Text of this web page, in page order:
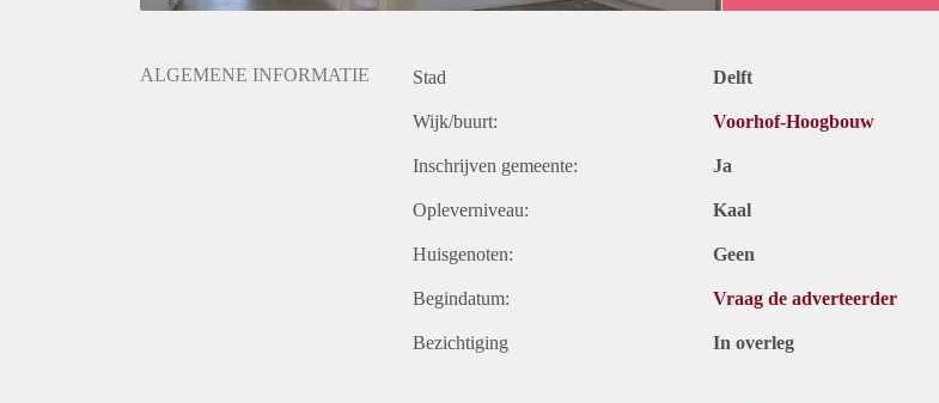
ALGEMENE INFORMATIE Stad Delft
Wijk/buurt: Voorhof-Hoogbouw
Inschrijven gemeente: Ja
Opleverniveau: Kaal
Huisgenoten: Geen
Begindatum: Vraag de adverteerder
Bezichtiging In overleg